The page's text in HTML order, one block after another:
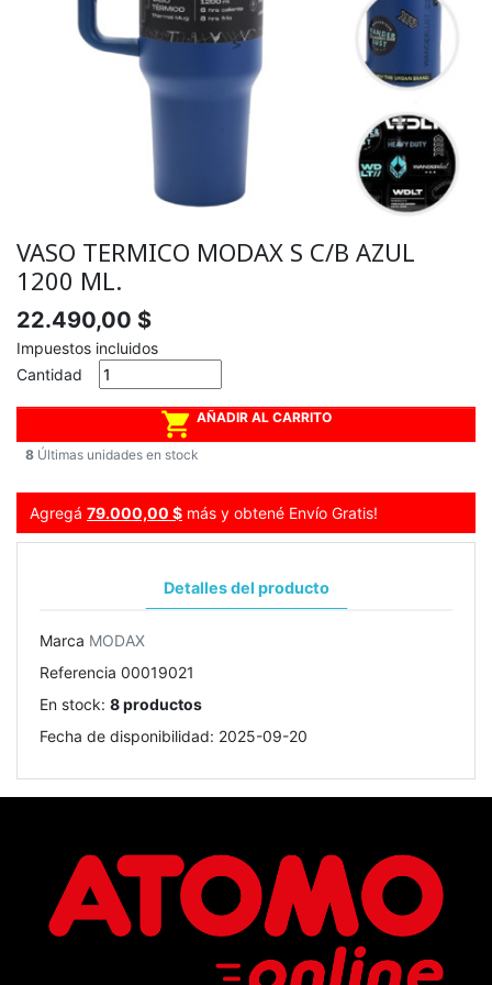
VASO TERMICO MODAX S C/B AZUL
1200 ML.
22.490,00 $
Impuestos incluidos
Cantidad
 AÑADIR AL CARRITO
8 Últimas unidades en stock
Agregá 79.000,00 $ más y obtené Envío Gratis!
Detalles del producto
Marca MODAX
Referencia 00019021
En stock: 8 productos
Fecha de disponibilidad: 2025-09-20